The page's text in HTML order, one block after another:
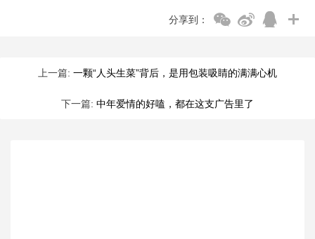
分享到：
上一篇: 一颗“人头生菜”背后，是用包装吸睛的满满心机
下一篇: 中年爱情的好嗑，都在这支广告里了